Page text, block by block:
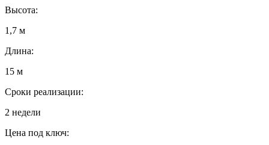
Высота:
1,7 м
Длина:
15 м
Сроки реализации:
2 недели
Цена под ключ: